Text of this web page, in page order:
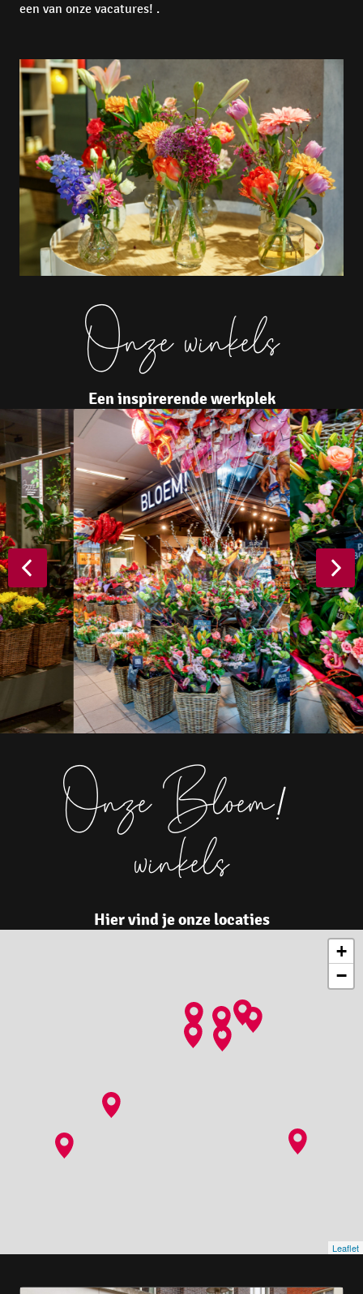
een van onze vacatures! .
Onze winkels
Een inspirerende werkplek
Onze Bloem!
winkels
Hier vind je onze locaties
+
−
Leaflet